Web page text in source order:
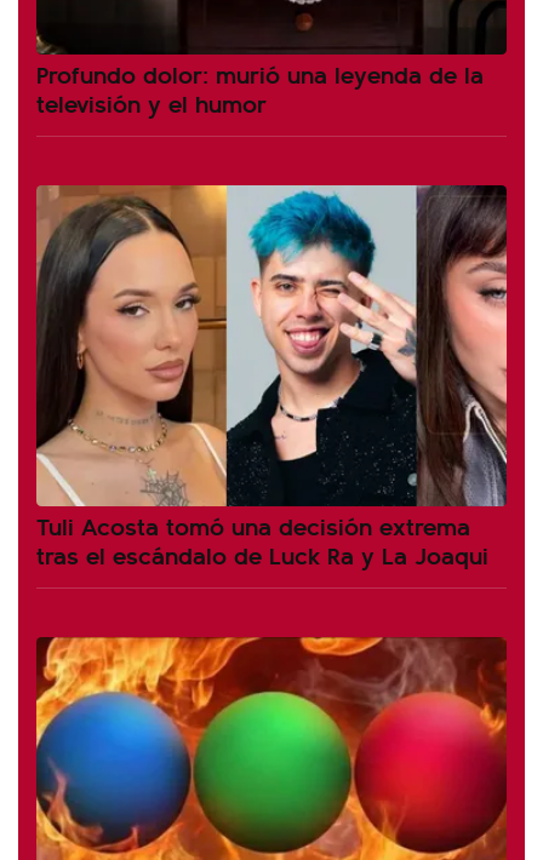
Profundo dolor: murió una leyenda de la
televisión y el humor
Tuli Acosta tomó una decisión extrema
tras el escándalo de Luck Ra y La Joaqui